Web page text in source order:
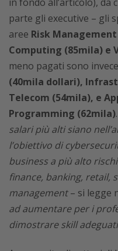
parte gli executive – gli
aree Risk
Computing (85mila) e
meno pagati sono invece
(40mila dollari),
Telecom (54mila), e
Programming (62mila).
salari più alti siano
l’obiettivo di
business a più alto
finance, banking, retail,
management– si legge
ad aumentare per i
dimostrare skill